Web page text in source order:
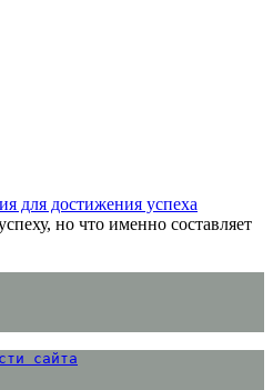
для достижения успеха
но что именно составляет
сайта